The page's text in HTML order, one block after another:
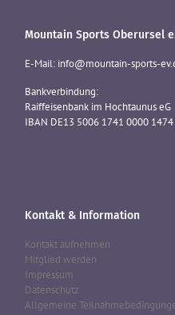
Mountain Sports Oberursel
E-Mail: info@mountain-sports-
Bankverbindung:
Raiffeisenbank im Hochtaunus eG
IBAN DE13 5006 1741 0000
Kontakt & Information
Kontakt aufnehmen
Mitglied werden
Impressum
Datenschutz
Allgemeine